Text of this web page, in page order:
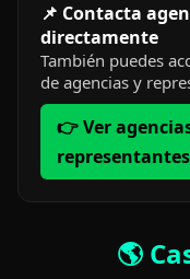
📌 Contacta
directamente
También puedes
de agencias y
👉 Ver
representantes
🌎